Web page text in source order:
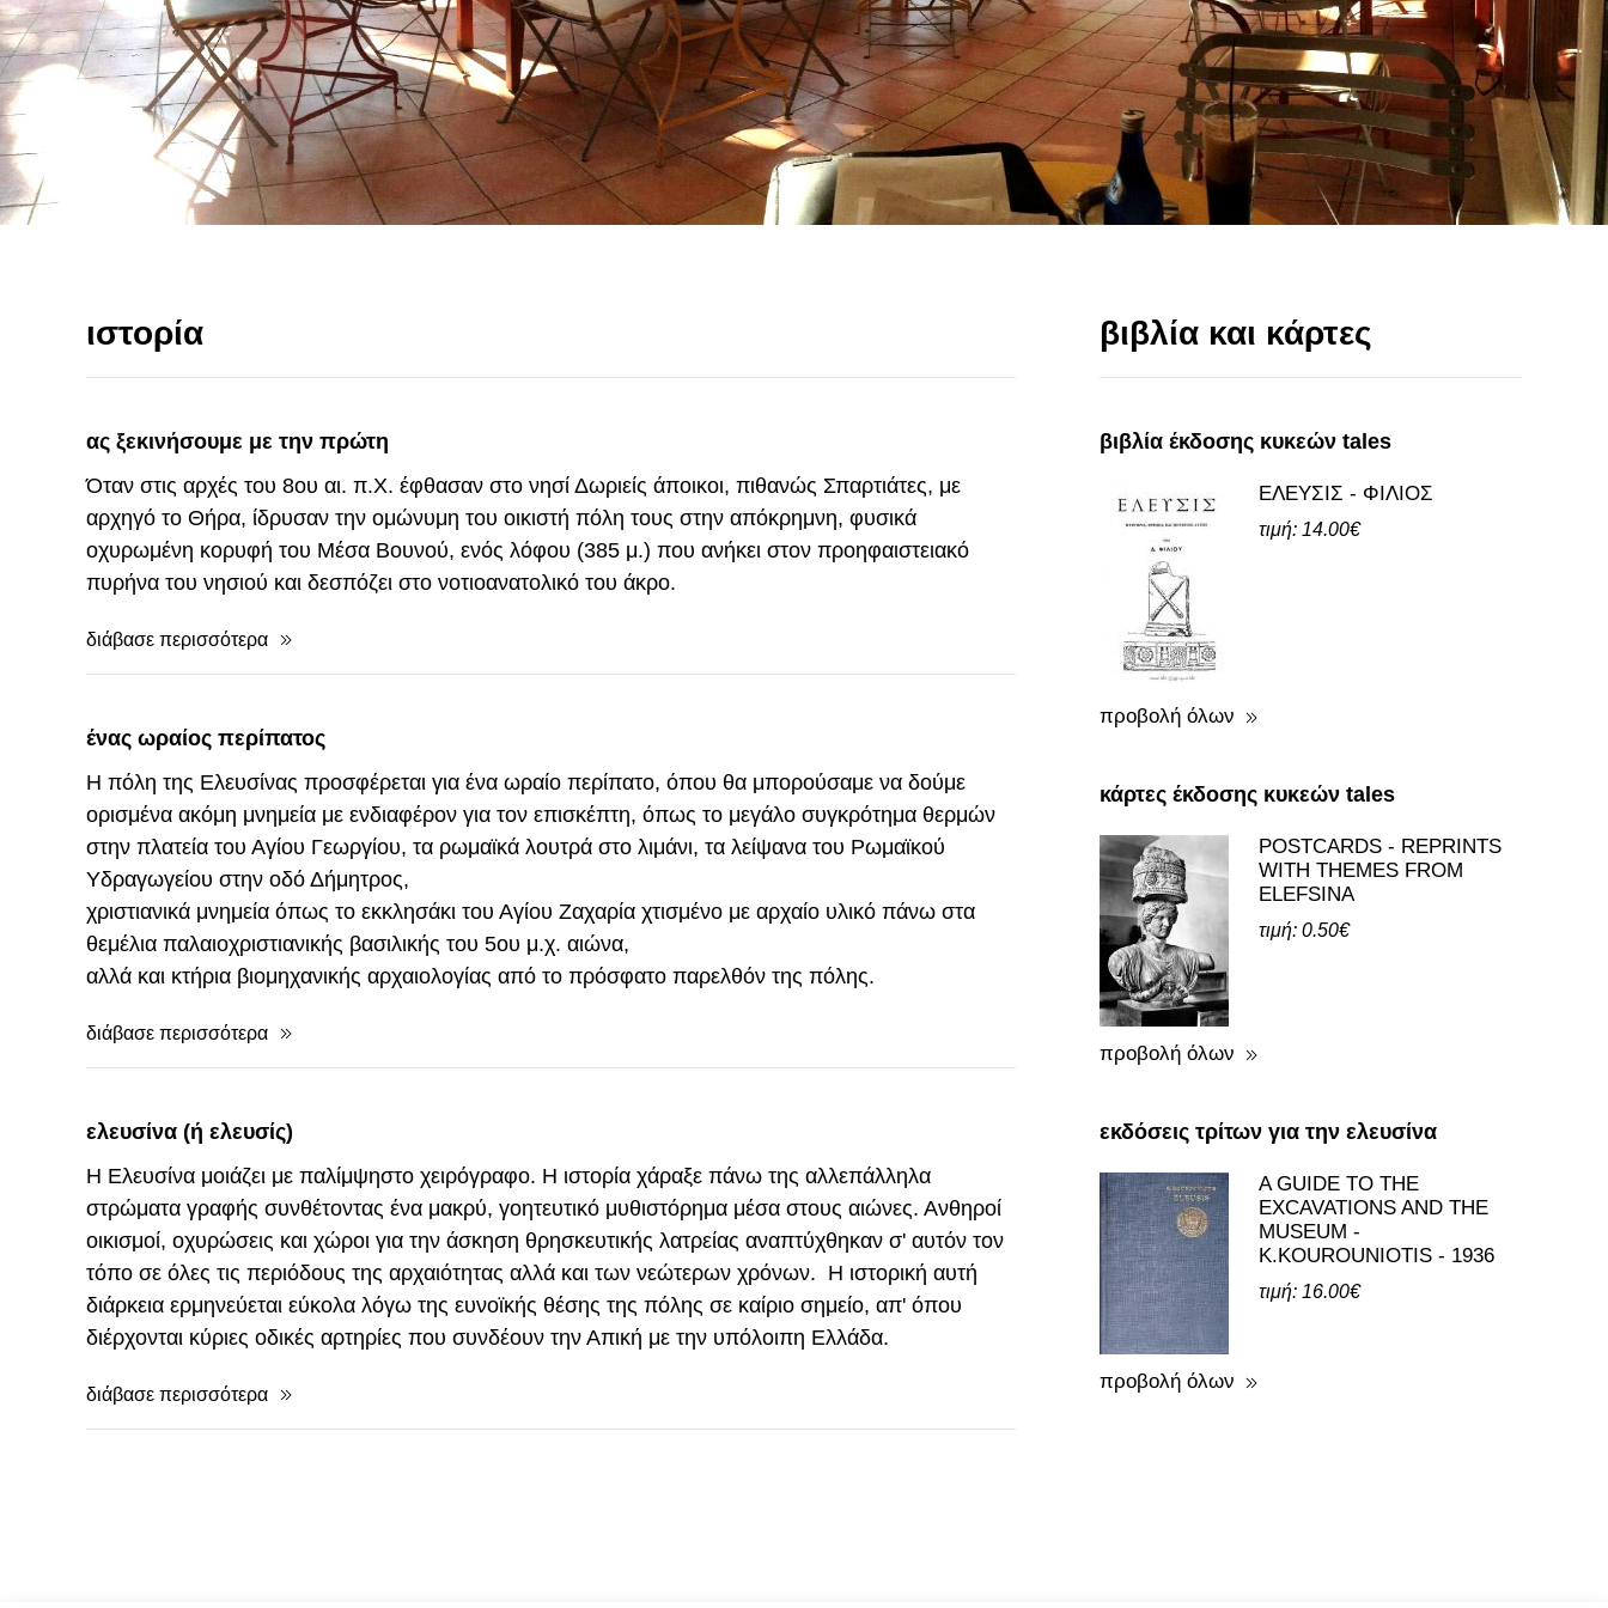
ιστορία
ας ξεκινήσουμε με την πρώτη
Όταν στις αρχές του 8ου αι. π.Χ. έφθασαν στο νησί Δωριείς άποικοι, πιθανώς Σπαρτιάτες, με
αρχηγό το Θήρα, ίδρυσαν την ομώνυμη του οικιστή πόλη τους στην απόκρημνη, φυσικά
οχυρωμένη κορυφή του Μέσα Βουνού, ενός λόφου (385 μ.) που ανήκει στον προηφαιστειακό
πυρήνα του νησιού και δεσπόζει στο νοτιοανατολικό του άκρο.
διάβασε περισσότερα
ένας ωραίος περίπατος
Η πόλη της Ελευσίνας προσφέρεται για ένα ωραίο περίπατο, όπου θα μπορούσαμε να δούμε
ορισμένα ακόμη μνημεία με ενδιαφέρον για τον επισκέπτη, όπως το μεγάλο συγκρότημα θερμών
στην πλατεία του Αγίου Γεωργίου, τα ρωμαϊκά λουτρά στο λιμάνι, τα λείψανα του Ρωμαϊκού
Υδραγωγείου στην οδό Δήμητρος,
χριστιανικά μνημεία όπως το εκκλησάκι του Αγίου Ζαχαρία χτισμένο με αρχαίο υλικό πάνω στα
θεμέλια παλαιοχριστιανικής βασιλικής του 5ου μ.χ. αιώνα,
αλλά και κτήρια βιομηχανικής αρχαιολογίας από το πρόσφατο παρελθόν της πόλης.
διάβασε περισσότερα
ελευσίνα (ή ελευσίς)
Η Ελευσίνα μοιάζει με παλίμψηστο χειρόγραφο. Η ιστορία χάραξε πάνω της αλλεπάλληλα
στρώματα γραφής συνθέτοντας ένα μακρύ, γοητευτικό μυθιστόρημα μέσα στους αιώνες. Ανθηροί
οικισμοί, οχυρώσεις και χώροι για την άσκηση θρησκευτικής λατρείας αναπτύχθηκαν σ' αυτόν τον
τόπο σε όλες τις περιόδους της αρχαιότητας αλλά και των νεώτερων χρόνων. Η ιστορική αυτή
διάρκεια ερμηνεύεται εύκολα λόγω της ευνοϊκής θέσης της πόλης σε καίριο σημείο, απ' όπου
διέρχονται κύριες οδικές αρτηρίες που συνδέουν την Απική με την υπόλοιπη Ελλάδα.
διάβασε περισσότερα
βιβλία και κάρτες
βιβλία έκδοσης κυκεών tales
ΕΛΕΥΣΙΣ - ΦΙΛΙΟΣ
τιμή: 14.00€
προβολή όλων
κάρτες έκδοσης κυκεών tales
POSTCARDS - REPRINTS
WITH THEMES FROM
ELEFSINA
τιμή: 0.50€
προβολή όλων
εκδόσεις τρίτων για την ελευσίνα
A GUIDE TO THE
EXCAVATIONS AND THE
MUSEUM -
K.KOUROUNIOTIS - 1936
τιμή: 16.00€
προβολή όλων